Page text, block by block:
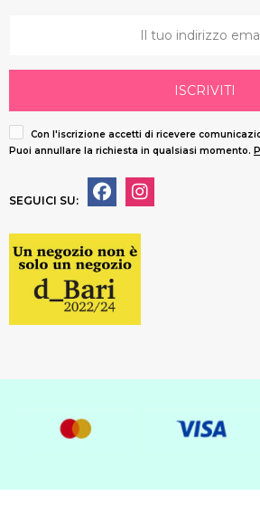
ISCRIVITI
Con l'iscrizione accetti di ricevere
Puoi annullare la richiesta in qualsiasi momento.
SEGUICI SU: